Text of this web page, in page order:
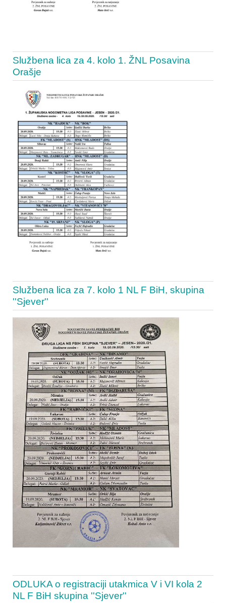
Službena lica za 4. kolo 1. ŽNL Posavina
Orašje
Službena lica za 7. kolo 1 NL F BiH, skupina
''Sjever''
ODLUKA o registraciji utakmica V i VI kola 2
NL F BiH skupina ''Sjever''